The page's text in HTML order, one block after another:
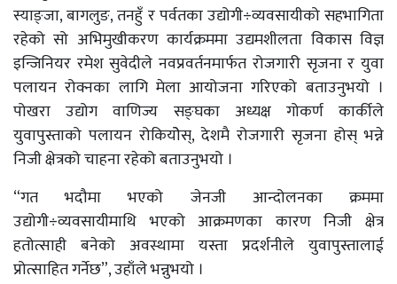
स्याङ्जा, बागलुङ, तनहुँ र पर्वतका उद्योगी÷व्यवसायीको सहभागिता
रहेको सो अभिमुखीकरण कार्यक्रममा उद्यमशीलता विकास विज्ञ
इन्जिनियर रमेश सुवेदीले नवप्रवर्तनमार्फत रोजगारी सृजना र युवा
पलायन रोक्नका लागि मेला आयोजना गरिएको बताउनुभयो ।
पोखरा उद्योग वाणिज्य सङ्घका अध्यक्ष गोकर्ण कार्कीले
युवापुस्ताको पलायन रोकियोेस्, देशमै रोजगारी सृजना होस् भन्ने
निजी क्षेत्रको चाहना रहेको बताउनुभयो ।
“गत भदौमा भएको जेनजी आन्दोलनका क्रममा
उद्योगी÷व्यवसायीमाथि भएको आक्रमणका कारण निजी क्षेत्र
हतोत्साही बनेको अवस्थामा यस्ता प्रदर्शनीले युवापुस्तालाई
प्रोत्साहित गर्नेछ”, उहाँले भन्नुभयो ।